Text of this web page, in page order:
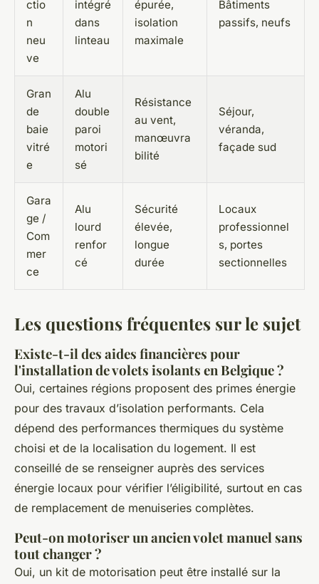
ctio
n
neu
ve
intégré
dans
linteau
épurée,
isolation
maximale
Bâtiments
passifs, neufs
Gran
de
baie
vitré
e
Alu
double
paroi
motori
sé
Résistance
au vent,
manœuvra
bilité
Séjour,
véranda,
façade sud
Gara
ge /
Com
mer
ce
Alu
lourd
renfor
cé
Sécurité
élevée,
longue
durée
Locaux
professionnel
s, portes
sectionnelles
Les questions fréquentes sur le sujet
Existe-t-il des aides financières pour
l'installation de volets isolants en Belgique ?
Oui, certaines régions proposent des primes énergie
pour des travaux d’isolation performants. Cela
dépend des performances thermiques du système
choisi et de la localisation du logement. Il est
conseillé de se renseigner auprès des services
énergie locaux pour vérifier l’éligibilité, surtout en cas
de remplacement de menuiseries complètes.
Peut-on motoriser un ancien volet manuel sans
tout changer ?
Oui, un kit de motorisation peut être installé sur la